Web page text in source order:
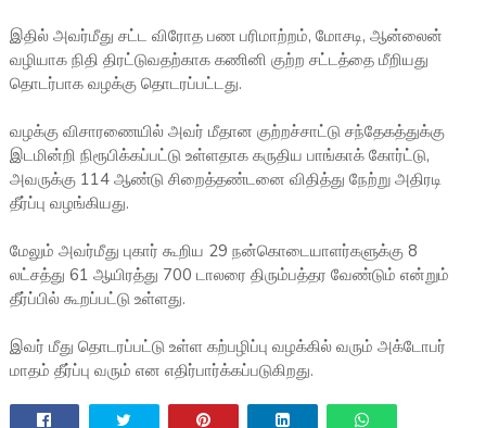
இதில் அவர்மீது சட்ட விரோத பண பரிமாற்றம், மோசடி, ஆன்லைன்
வழியாக நிதி திரட்டுவதற்காக கணினி குற்ற சட்டத்தை மீறியது
தொடர்பாக வழக்கு தொடரப்பட்டது.
வழக்கு விசாரணையில் அவர் மீதான குற்றச்சாட்டு சந்தேகத்துக்கு
இடமின்றி நிரூபிக்கப்பட்டு உள்ளதாக கருதிய பாங்காக் கோர்ட்டு,
அவருக்கு 114 ஆண்டு சிறைத்தண்டனை விதித்து நேற்று அதிரடி
தீர்ப்பு வழங்கியது.
மேலும் அவர்மீது புகார் கூறிய 29 நன்கொடையாளர்களுக்கு 8
லட்சத்து 61 ஆயிரத்து 700 டாலரை திரும்பத்தர வேண்டும் என்றும்
தீர்ப்பில் கூறப்பட்டு உள்ளது.
இவர் மீது தொடரப்பட்டு உள்ள கற்பழிப்பு வழக்கில் வரும் அக்டோபர்
மாதம் தீர்ப்பு வரும் என எதிர்பார்க்கப்படுகிறது.